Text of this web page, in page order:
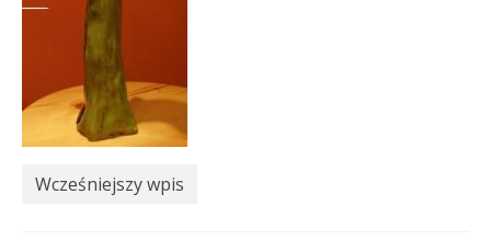
Wcześniejszy wpis